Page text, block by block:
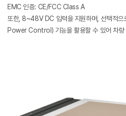
EMC 인증: CE/FCC Class A
또한, 8~48V DC 입력을 지원하며, 선택적
Power Control) 기능을 활용할 수 있어 차량